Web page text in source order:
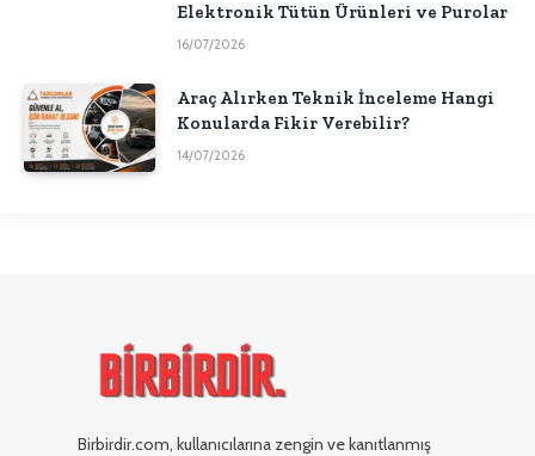
Elektronik Tütün Ürünleri ve Purolar
16/07/2026
Araç Alırken Teknik İnceleme Hangi
Konularda Fikir Verebilir?
14/07/2026
Birbirdir.com, kullanıcılarına zengin ve kanıtlanmış